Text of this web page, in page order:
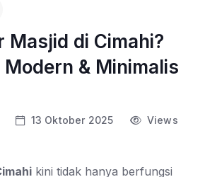
Masjid di Cimahi?
& Minimalis
13 Oktober 2025
Views
kini tidak hanya berfungsi